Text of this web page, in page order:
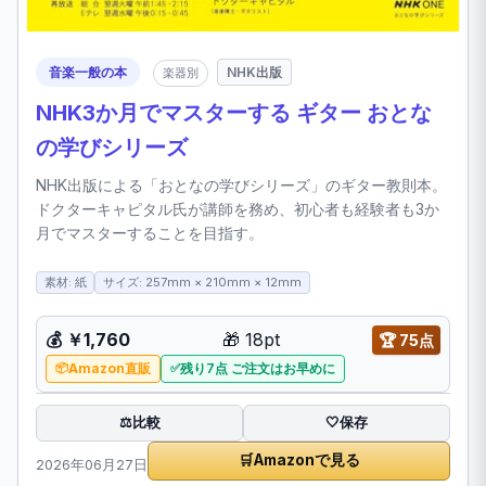
音楽一般の本 楽器別 NHK出版
NHK3か月でマスターする ギター おとな
の学びシリーズ
NHK出版による「おとなの学びシリーズ」のギター教則本。
ドクターキャピタル氏が講師を務め、初心者も経験者も3か
月でマスターすることを目指す。
素材: 紙 サイズ: 257mm × 210mm × 12mm
💰 ￥1,760 🎁 18pt 🏆75点
Amazon直販 残り7点 ご注文はお早めに
⚖️比較 🤍保存
2026年06月27日 🛒Amazonで見る